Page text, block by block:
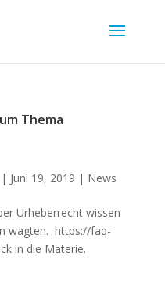
Thema
Juni 19, 2019 | News
Urheberrecht wissen
wagten. https://faq-
in die Materie.